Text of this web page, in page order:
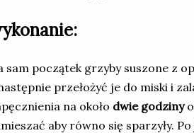
sam początek grzyby suszone z
przełożyć je do miski i
na około dwie godziny
aby równo się sparzyły.